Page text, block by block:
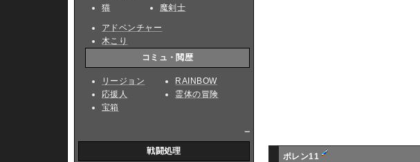
ポレン11
猫
魔剣士
アドベンチャー
木こり
コミュ・閲歴
リージョン
応援人
宝箱
RAINBOW
霊体の冒険
戦闘処理